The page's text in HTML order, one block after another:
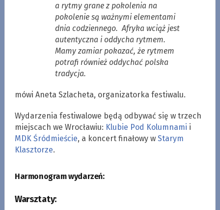
a rytmy grane z pokolenia na
pokolenie są ważnymi elementami
dnia codziennego. Afryka wciąż jest
autentyczna i oddycha rytmem.
Mamy zamiar pokazać, że rytmem
potrafi również oddychać polska
tradycja.
mówi Aneta Szlacheta, organizatorka festiwalu.
Wydarzenia festiwalowe będą odbywać się w trzech
miejscach we Wrocławiu: Klubie Pod Kolumnami i
MDK Śródmieście, a koncert finałowy w Starym
Klasztorze.
Harmonogram wydarzeń:
Warsztaty: